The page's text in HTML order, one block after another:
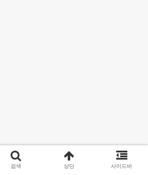
검색 상단 사이드바